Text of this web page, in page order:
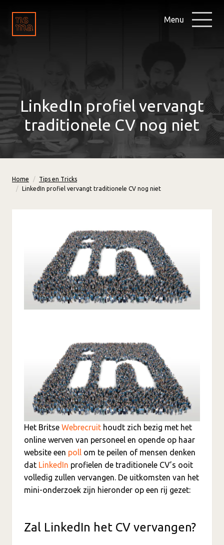
Menu
LinkedIn profiel vervangt
traditionele CV nog niet
Home
Tips en Tricks
LinkedIn profiel vervangt traditionele CV nog niet
Het Britse Webrecruit houdt zich bezig met het
online werven van personeel en opende op haar
website een poll om te peilen of mensen denken
dat LinkedIn profielen de traditionele CV’s ooit
volledig zullen vervangen. De uitkomsten van het
mini-onderzoek zijn hieronder op een rij gezet:
Zal LinkedIn het CV vervangen?